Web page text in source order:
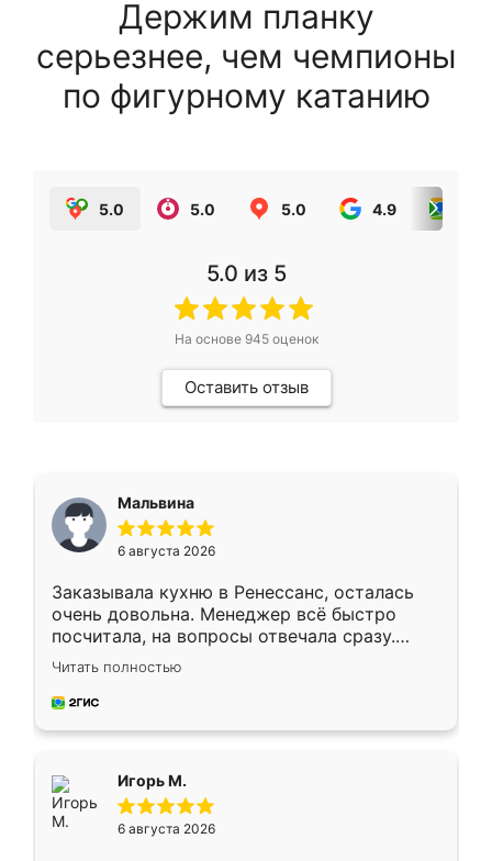
Держим планку
серьезнее, чем чемпионы
по фигурному катанию
5.0 5.0 5.0 4.9
5.0 из 5
На основе 945оценок
Оставить отзыв
Мальвина
6 августа 2026
Заказывала кухню в Ренессанс, осталась
очень довольна. Менеджер всё быстро
посчитала, на вопросы отвечала сразу.
Замерщик приехал в субботу, подошёл к
делу со всей ответственностью. Собрали
за день, ребята работали аккуратно, даже
Читать полностью
Игорь М.
6 августа 2026